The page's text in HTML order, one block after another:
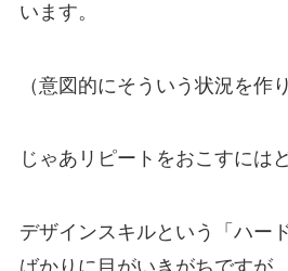
います。
（意図的にそういう状況を作
じゃあリピートをおこすには
デザインスキルという「ハー